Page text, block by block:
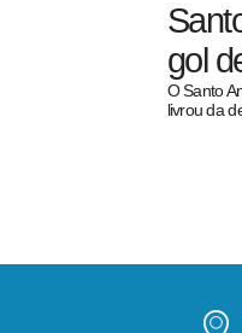
gol
O Santo
livrou da